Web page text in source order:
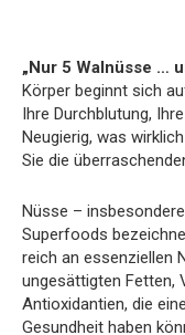
„Nur 5 Walnüsse …
Körper beginnt sich
Ihre Durchblutung,
Neugierig, was
Sie die
Nüsse –
Superfoods
reich an essenziellen
ungesättigten Fetten,
Antioxidantien, die
Gesundheit haben